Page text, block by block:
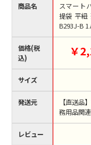
商品名
価格(税
込)
サイズ
発送元
レビュー
スマート
提袋 平紐
B293J-B
注文単位
￥
【直送品
務用品関